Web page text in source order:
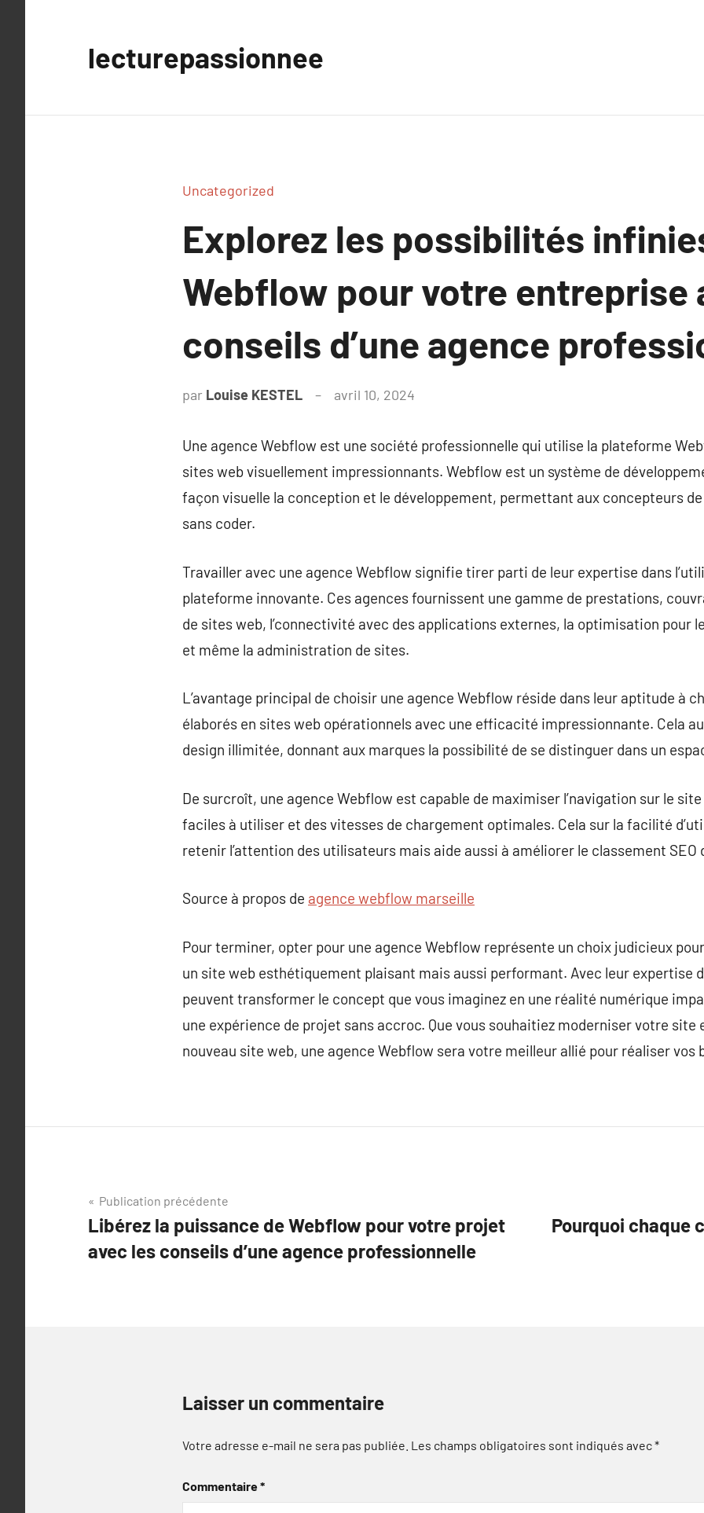
lecturepassionnee
Uncategorized
Explorez les possibilités
Webflow pour votre entreprise
conseils d’une agence
par Louise KESTEL avril 10, 2024
Une agence Webflow est une société professionnelle qui utilise la plateforme
sites web visuellement impressionnants. Webflow est un système de
façon visuelle la conception et le développement, permettant aux concepteurs
sans coder.
Travailler avec une agence Webflow signifie tirer parti de leur expertise dans
plateforme innovante. Ces agences fournissent une gamme de prestations,
de sites web, l’connectivité avec des applications externes, la optimisation pour
et même la administration de sites.
L’avantage principal de choisir une agence Webflow réside dans leur aptitude à
élaborés en sites web opérationnels avec une efficacité impressionnante. Cela
design illimitée, donnant aux marques la possibilité de se distinguer dans un
De surcroît, une agence Webflow est capable de maximiser l’navigation sur le
faciles à utiliser et des vitesses de chargement optimales. Cela sur la facilité
retenir l’attention des utilisateurs mais aide aussi à améliorer le classement SEO
Source à propos de agence webflow marseille
Pour terminer, opter pour une agence Webflow représente un choix judicieux
un site web esthétiquement plaisant mais aussi performant. Avec leur expertise
peuvent transformer le concept que vous imaginez en une réalité numérique
une expérience de projet sans accroc. Que vous souhaitiez moderniser votre
nouveau site web, une agence Webflow sera votre meilleur allié pour réaliser vos
Navigation
de
l’article
Publication précédente
Libérez la puissance de Webflow pour votre projet
avec les conseils d’une agence professionnelle
Pourquoi chaque
Laisser un commentaire
Votre adresse e-mail ne sera pas publiée. Les champs obligatoires sont indiqués avec*
Commentaire*